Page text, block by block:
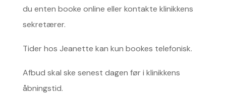
du enten booke online eller kontakte klinikkens
sekretærer.
Tider hos Jeanette kan kun bookes telefonisk.
Afbud skal ske senest dagen før i klinikkens
åbningstid.